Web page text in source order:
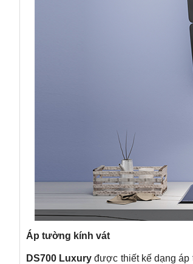
Áp tường kính vát
DS700 Luxury được thiết kế dạng áp